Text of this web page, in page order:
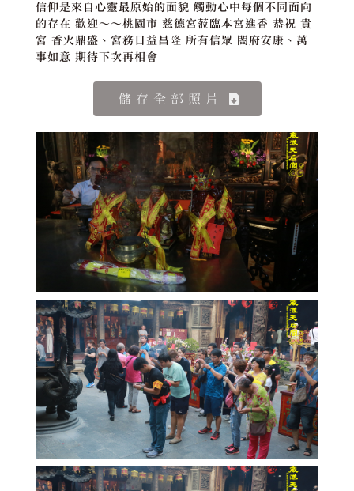
信仰是來自心靈最原始的面貌 觸動心中每個不同面向
的存在 歡迎～～桃園市 慈德宮蒞臨本宮進香 恭祝 貴
宮 香火鼎盛、宮務日益昌隆 所有信眾 閤府安康、萬
事如意 期待下次再相會
儲存全部照片